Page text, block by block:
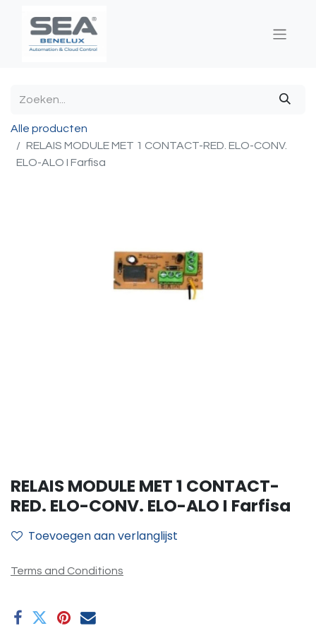
Alle producten
RELAIS MODULE MET 1 CONTACT-RED. ELO-CONV.
ELO-ALO I Farfisa
RELAIS MODULE MET 1 CONTACT-
RED. ELO-CONV. ELO-ALO I Farfisa
Toevoegen aan verlanglijst
Terms and Conditions